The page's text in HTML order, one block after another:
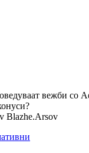
Blazhe.Arsov